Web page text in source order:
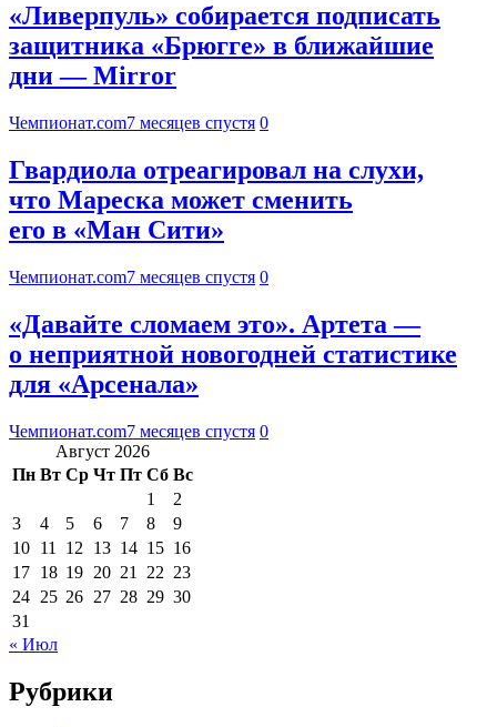
«Ливерпуль» собирается подписать
защитника «Брюгге» в ближайшие
дни — Mirror
Чемпионат.com7 месяцев спустя 0
Гвардиола отреагировал на слухи,
что Мареска может сменить
его в «Ман Сити»
Чемпионат.com7 месяцев спустя 0
«Давайте сломаем это». Артета —
о неприятной новогодней статистике
для «Арсенала»
Чемпионат.com7 месяцев спустя 0
Август 2026
Пн Вт Ср Чт Пт Сб Вс
1
2
3
4 5 6 7 8
9
10 11 12 13 14 15 16
17 18 19 20 21 22 23
24 25 26 27 28 29 30
31
« Июл
Рубрики